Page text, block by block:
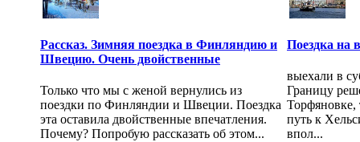
Рассказ. Зимняя поездка в Финляндию и
Швецию. Очень двойственные
Только что мы с женой вернулись из
поездки по Финляндии и Швеции. Поездка
эта оставила двойственные впечатления.
Почему? Попробую рассказать об этом...
Поездка на
выехали в
Границу
Торфяновке,
путь к
впол...